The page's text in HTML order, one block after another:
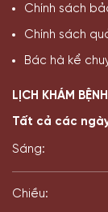
Chính sách
Chính sách
Bác hà kể
LỊCH KHÁM BỆNH
Tất cả các
Sáng:
Chiều: